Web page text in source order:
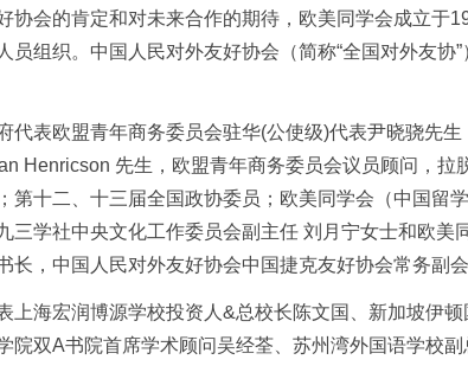
协会的肯定和对未来合作的期待，欧美同学会成立于
员组织。中国人民对外友好协会（简称“全国对外友协
代表欧盟青年商务委员会驻华(公使级)代表尹晓骁先
Henricson 先生，欧盟青年商务委员会议员顾问，
第十二、十三届全国政协委员；欧美同学会（中国留
三学社中央文化工作委员会副主任 刘月宁女士和欧美
长，中国人民对外友好协会中国捷克友好协会常务副
上海宏润博源学校投资人&总校长陈文国、新加坡伊
院双A书院首席学术顾问吴经荃、苏州湾外国语学校